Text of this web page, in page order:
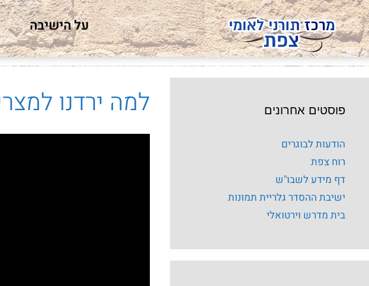
על הישיבה
למה ירדנו פוסטים אחרונים
הודעות לבוגרים
רוח צפת
דף מידע לשבו"ש
ישיבת ההסדר גלריית תמונות
בית מדרש וירטואלי